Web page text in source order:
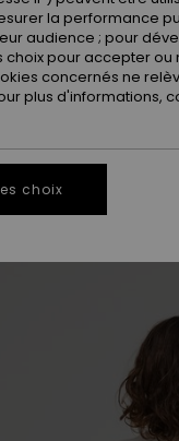
la performance
audience ; pour
pour accepter ou
concernés ne
plus d'informations,
choix